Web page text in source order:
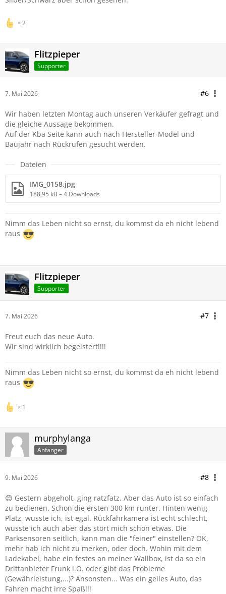
2
Flitzpieper
Supporter
7. Mai 2026 #6
Wir haben letzten Montag auch unseren Verkäufer gefragt und
die gleiche Aussage bekommen.
Auf der Kba Seite kann auch nach Hersteller-Model und
Baujahr nach Rückrufen gesucht werden.
Dateien
IMG_0158.jpg
188,95 kB – 4 Downloads
Nimm das Leben nicht so ernst, du kommst da eh nicht lebend
raus
Flitzpieper
Supporter
7. Mai 2026 #7
Freut euch das neue Auto.
Wir sind wirklich begeistert!!!!
Nimm das Leben nicht so ernst, du kommst da eh nicht lebend
raus
1
murphylanga
Anfänger
9. Mai 2026 #8
😊 Gestern abgeholt, ging ratzfatz. Aber das Auto ist so einfach
zu bedienen. Schon die ersten 300 km runter. Hinten wenig
Platz, wusste ich, ist egal. Rückfahrkamera ist echt schlecht,
wusste ich auch aber das stört mich schon etwas. Die
Parksensoren seitlich, kann man die "feiner" einstellen? OK,
mehr hab ich nicht zu merken, oder doch. Wohin mit dem
Ladekabel, habe ein festes an meiner Wallbox, ist da so ein
Drittanbieter Frunk i.O. oder gibt das Probleme
(Gewährleistung,...)? Ansonsten... Was ein geiles Auto, das
Fahren macht irre Spaß!!!